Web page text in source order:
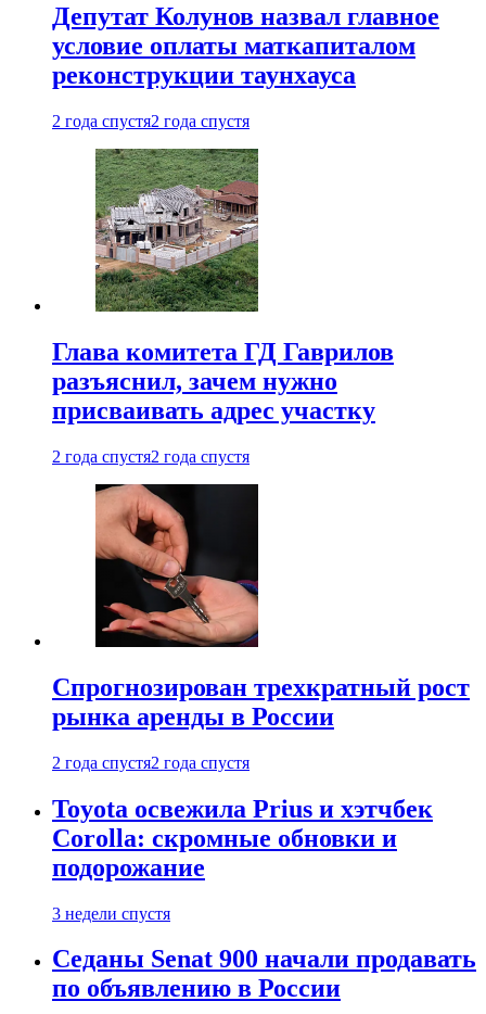
Депутат Колунов назвал главное
условие оплаты маткапиталом
реконструкции таунхауса
2 года спустя2 года спустя
Глава комитета ГД Гаврилов
разъяснил, зачем нужно
присваивать адрес участку
2 года спустя2 года спустя
Спрогнозирован трехкратный рост
рынка аренды в России
2 года спустя2 года спустя
Toyota освежила Prius и хэтчбек
Corolla: скромные обновки и
подорожание
3 недели спустя
Седаны Senat 900 начали продавать
по объявлению в России